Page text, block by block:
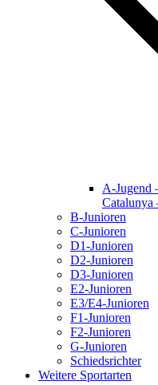
A-Jugend
Catalunya
B-Junioren
C-Junioren
D1-Junioren
D2-Junioren
D3-Junioren
E2-Junioren
E3/E4-Junioren
F1-Junioren
F2-Junioren
G-Junioren
Schiedsrichter
Weitere Sportarten